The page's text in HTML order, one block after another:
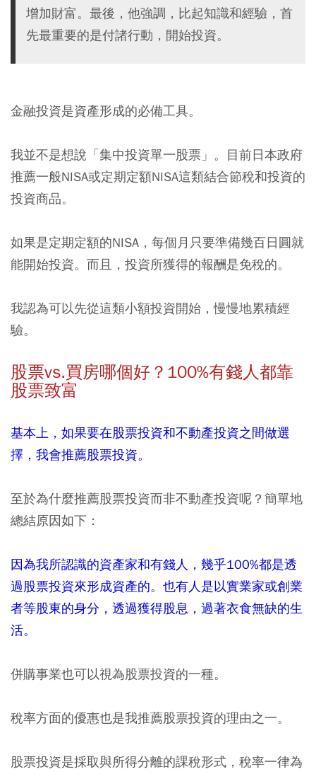
增加財富。最後，他強調，比起知識和經驗，首
先最重要的是付諸行動，開始投資。
金融投資是資產形成的必備工具。
我並不是想說「集中投資單一股票」。目前日本政府
推薦一般NISA或定期定額NISA這類結合節稅和投資的
投資商品。
如果是定期定額的NISA，每個月只要準備幾百日圓就
能開始投資。而且，投資所獲得的報酬是免稅的。
我認為可以先從這類小額投資開始，慢慢地累積經
驗。
股票vs.買房哪個好？100%有錢人都靠
股票致富
基本上，如果要在股票投資和不動產投資之間做選
擇，我會推薦股票投資。
至於為什麼推薦股票投資而非不動產投資呢？簡單地
總結原因如下：
因為我所認識的資產家和有錢人，幾乎100%都是透
過股票投資來形成資產的。也有人是以實業家或創業
者等股東的身分，透過獲得股息，過著衣食無缺的生
活。
併購事業也可以視為股票投資的一種。
稅率方面的優惠也是我推薦股票投資的理由之一。
股票投資是採取與所得分離的課稅形式，稅率一律為